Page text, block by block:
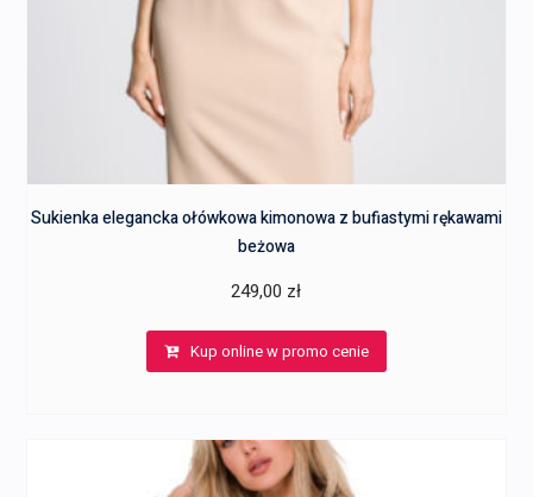
Sukienka elegancka ołówkowa kimonowa z bufiastymi rękawami
beżowa
249,00 zł
Kup online w promo cenie